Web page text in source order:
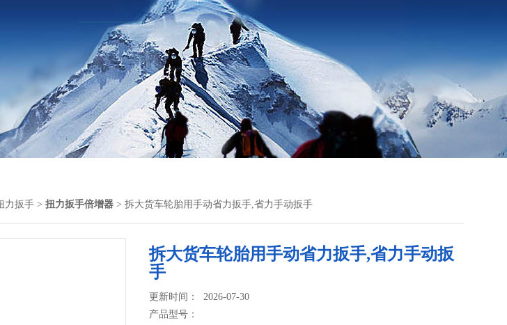
力扳手 > 扭力扳手倍增器 > 拆大货车轮胎用手动省力扳手,省力手动扳手
拆大货车轮胎用手动省力扳手,省力手动扳
手
更新时间： 2026-07-30
产品型号：